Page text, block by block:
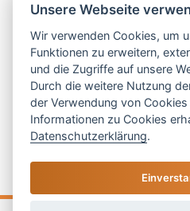
das, was wirklich passt.
Mo–Do: 9–16 Uhr |Fr:9–13
Telefon:05121 208 990
E-Mail: hallo@las-islas-
Unsere Webseite
Wir verwenden Cookies, um
Funktionen zu erweitern,
und die Zugriffe auf unsere
Durch die weitere Nutzung
der Verwendung von Cookies
Informationen zu Cookies
Datenschutzerklärung.